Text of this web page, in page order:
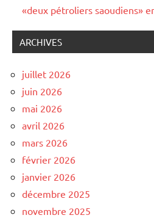
«deux pétroliers saoudiens»
ARCHIVES
juillet 2026
juin 2026
mai 2026
avril 2026
mars 2026
février 2026
janvier 2026
décembre 2025
novembre 2025